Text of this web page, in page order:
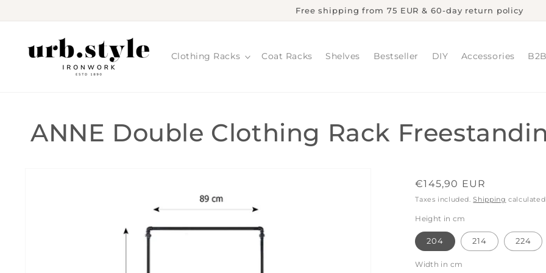
Free shipping from 75 EUR & 60-day return policy
Clothing Racks Coat Racks Shelves Bestseller DIY Accessories B2B
ANNE Double Clothing Rack
price
€145,90 EUR
Taxes included.Shipping
Height in cm
204 214 224
Width in cm